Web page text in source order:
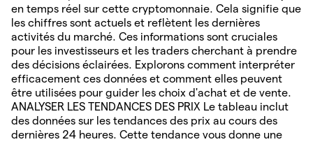
en temps réel sur cette cryptomonnaie. Cela signifie que
les chiffres sont actuels et reflètent les dernières
activités du marché. Ces informations sont cruciales
pour les investisseurs et les traders cherchant à prendre
des décisions éclairées. Explorons comment interpréter
efficacement ces données et comment elles peuvent
être utilisées pour guider les choix d'achat et de vente.
ANALYSER LES TENDANCES DES PRIX Le tableau inclut
des données sur les tendances des prix au cours des
dernières 24 heures. Cette tendance vous donne une